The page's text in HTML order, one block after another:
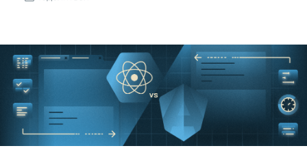
4
Задача 3:
как
работает
компонента